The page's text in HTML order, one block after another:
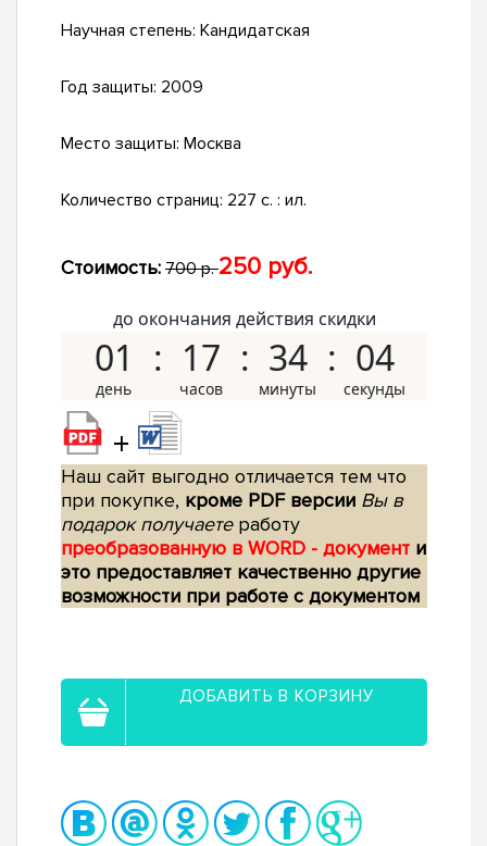
Научная степень: Кандидатская
Год защиты: 2009
Место защиты: Москва
Количество страниц: 227 с. : ил.
Стоимость: 700 р.250 руб.
до окончания действия скидки
01 17 34 03
+
Наш сайт выгодно отличается тем что
при покупке, кроме PDF версии Вы в
подарок получаетеработу
преобразованную в WORD - документ и
это предоставляет качественно другие
возможности при работе с документом
ДОБАВИТЬ В КОРЗИНУ